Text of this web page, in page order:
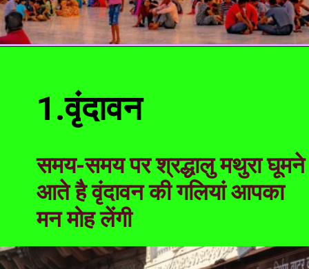
Molokai
Niihau
1.वृंदावन
समय-समय पर श्रद्धालु मथुरा घूमने
आते है वृंदावन की गलियां आपका
मन मोह लेंगी